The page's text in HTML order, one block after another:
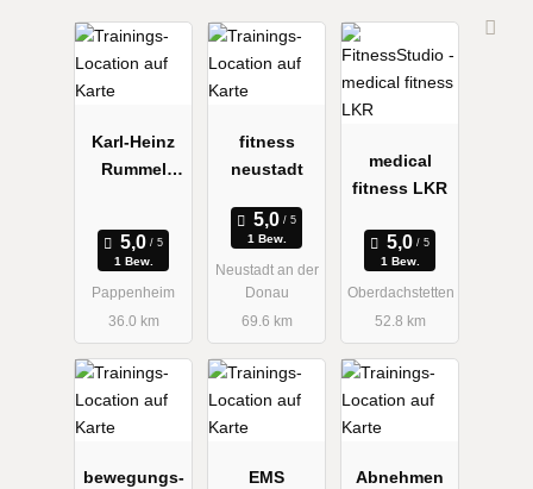
Karl-Heinz
Rummel
Forma
1 Bew.
Pappenheim
36.0 km
fitness
neustadt
1 Bew.
Neustadt an der
Donau
69.6 km
medical
fitness LKR
1 Bew.
Oberdachstetten
52.8 km
bewegungs-
EMS
Abnehmen